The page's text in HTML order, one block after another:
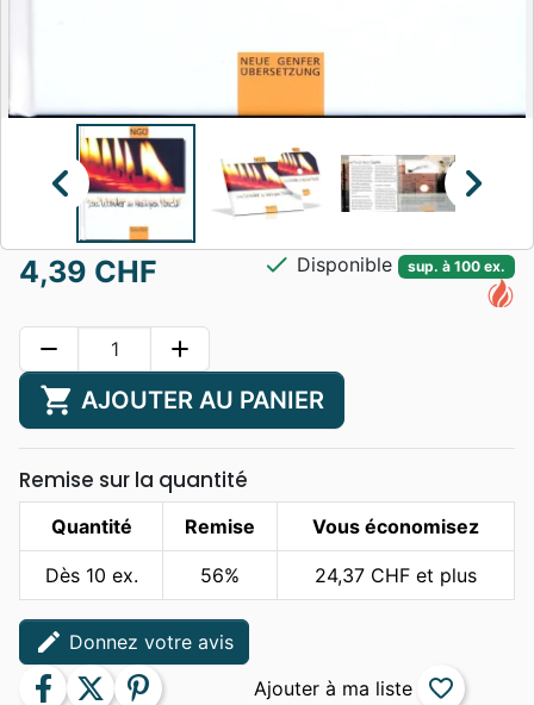
chevron_left chevron_right
4,39 CHF check Disponible sup. à 100 ex.
remove add
shopping_cart AJOUTER AU PANIER
Remise sur la quantité
Quantité Remise Vous économisez
Dès 10 ex. 56% 24,37 CHF et plus
edit Donnez votre avis
facebook twitter pinterest favorite_border